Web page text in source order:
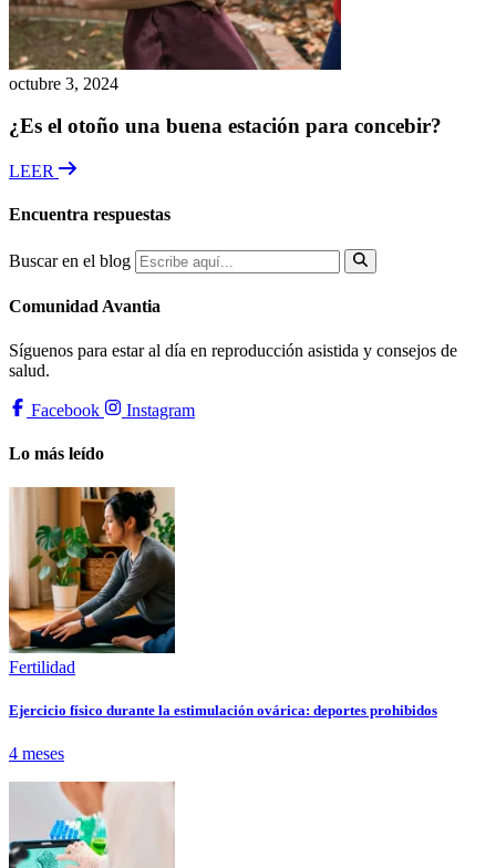
octubre 3, 2024
¿Es el otoño una buena estación para concebir?
LEER
Encuentra respuestas
Buscar en el blog
Comunidad Avantia
Síguenos para estar al día en reproducción asistida y consejos de
salud.
Facebook Instagram
Lo más leído
Fertilidad
Ejercicio físico durante la estimulación ovárica: deportes prohibidos
4 meses